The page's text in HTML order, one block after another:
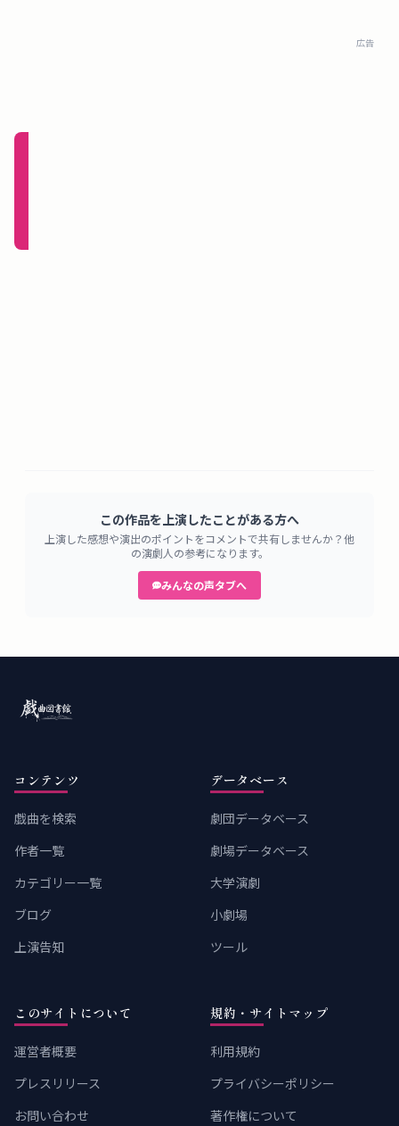
広告
この作品を上演したことがある方へ
上演した感想や演出のポイントをコメントで共有しませんか？他
の演劇人の参考になります。
みんなの声タブへ
コンテンツ
戯曲を検索
作者一覧
カテゴリー一覧
ブログ
上演告知
データベース
劇団データベース
劇場データベース
大学演劇
小劇場
ツール
このサイトについて
運営者概要
プレスリリース
お問い合わせ
規約・サイトマップ
利用規約
プライバシーポリシー
著作権について